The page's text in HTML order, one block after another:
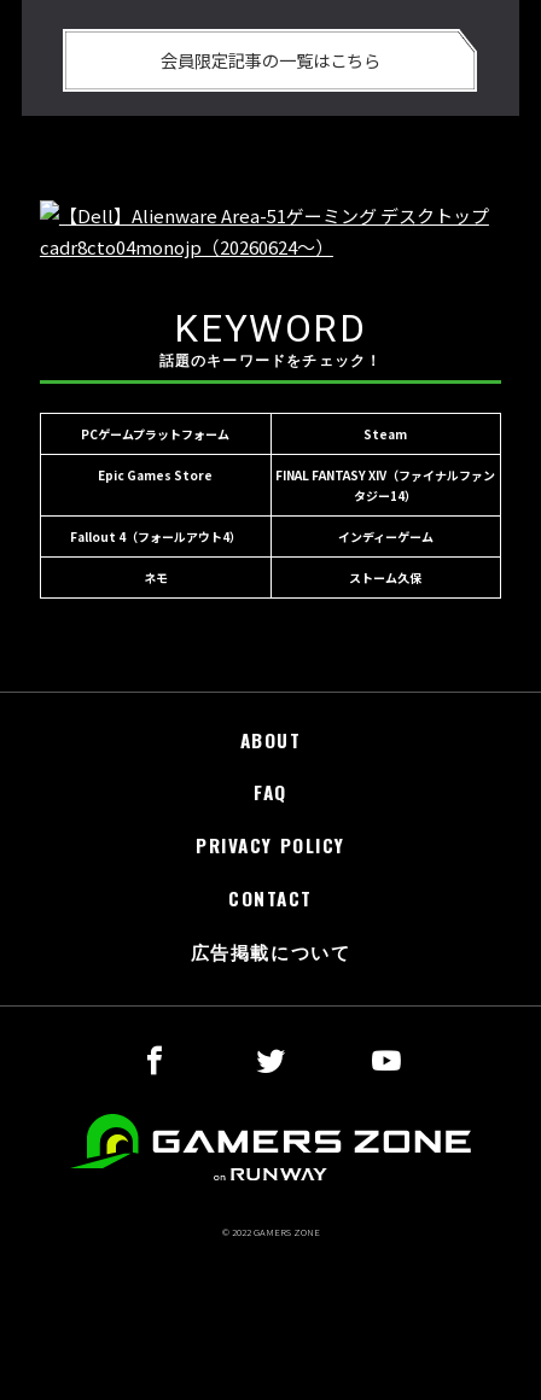
の強さは 「若さ」だけじゃないから説明します！【ストーム
久保のプロ格闘ゲーマーのゲンバから！ 第50回】
会員限定記事の一覧はこちら
KEYWORD
話題のキーワードをチェック！
PCゲームプラットフォーム Steam
Epic Games Store
FINAL FANTASY XIV（ファイナルファン
タジー14）
Fallout 4（フォールアウト4） インディーゲーム
ネモ ストーム久保
ABOUT
FAQ
PRIVACY POLICY
CONTACT
広告掲載について
© 2022 GAMERS ZONE